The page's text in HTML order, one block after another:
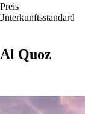
Preis
Quoz